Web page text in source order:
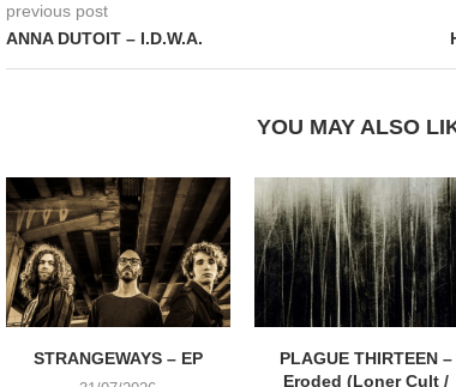
previous post
ANNA DUTOIT – I.D.W.A.
YOU MAY ALSO
STRANGEWAYS – EP
PLAGUE THIRTEEN –
Eroded (Loner Cult /